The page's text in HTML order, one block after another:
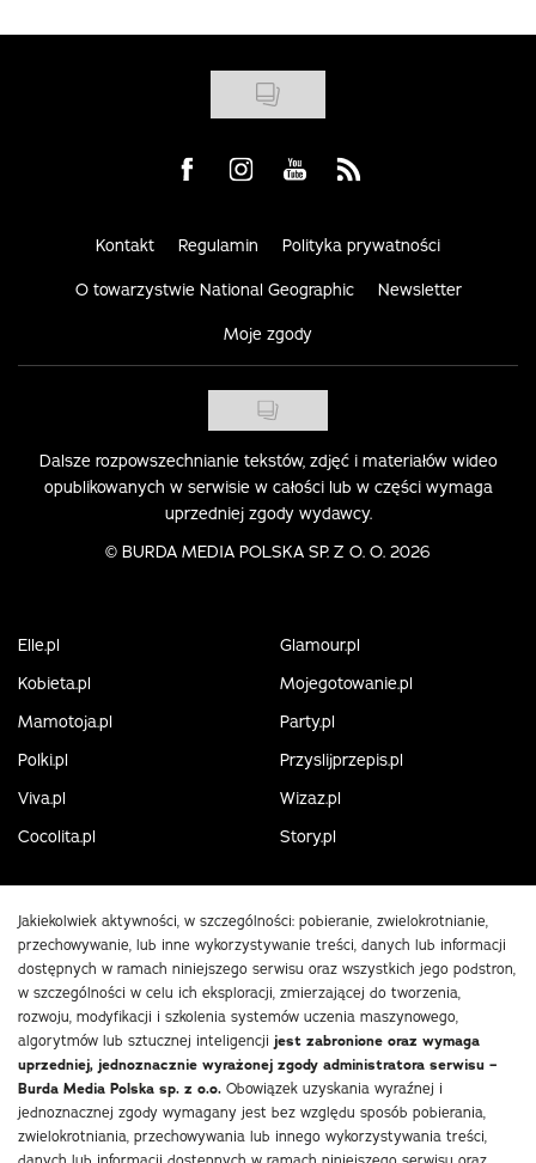
Visit us on Facebook
Visit us on Instagram
Visit us on Youtube
Visit us on Rss
Kontakt Regulamin Polityka prywatności
O towarzystwie National Geographic Newsletter
Moje zgody
Dalsze rozpowszechnianie tekstów, zdjęć i materiałów wideo
opublikowanych w serwisie w całości lub w części wymaga
uprzedniej zgody wydawcy.
© BURDA MEDIA POLSKA SP. Z O. O. 2026
Elle.pl
Glamour.pl
Kobieta.pl
Mojegotowanie.pl
Mamotoja.pl
Party.pl
Polki.pl
Przyslijprzepis.pl
Viva.pl
Wizaz.pl
Cocolita.pl
Story.pl
Jakiekolwiek aktywności, w szczególności: pobieranie, zwielokrotnianie,
przechowywanie, lub inne wykorzystywanie treści, danych lub informacji
dostępnych w ramach niniejszego serwisu oraz wszystkich jego podstron,
w szczególności w celu ich eksploracji, zmierzającej do tworzenia,
rozwoju, modyfikacji i szkolenia systemów uczenia maszynowego,
algorytmów lub sztucznej inteligencji jest zabronione oraz wymaga
uprzedniej, jednoznacznie wyrażonej zgody administratora serwisu –
Burda Media Polska sp. z o.o. Obowiązek uzyskania wyraźnej i
jednoznacznej zgody wymagany jest bez względu sposób pobierania,
zwielokrotniania, przechowywania lub innego wykorzystywania treści,